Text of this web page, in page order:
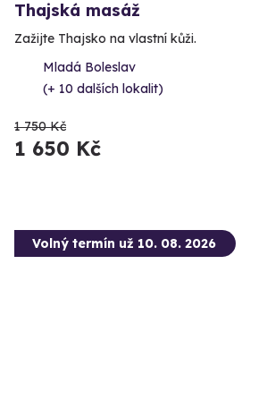
Thajská masáž
Zažijte Thajsko na vlastní kůži.
Mladá Boleslav
(+ 10 dalších lokalit)
1 750 Kč
1 650 Kč
Volný termín už 10. 08. 2026